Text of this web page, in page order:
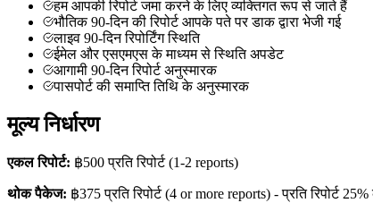
हम आपकी रिपोर्ट जमा करने के लिए व्यक्तिगत रूप से जाते हैं
भौतिक 90-दिन की रिपोर्ट आपके पते पर डाक द्वारा भेजी गई
लाइव 90‑दिन रिपोर्टिंग स्थिति
ईमेल और एसएमएस के माध्यम से स्थिति अपडेट
आगामी 90-दिन रिपोर्ट अनुस्मारक
पासपोर्ट की समाप्ति तिथि के अनुस्मारक
मूल्य निर्धारण
एकल रिपोर्ट: ฿500प्रति रिपोर्ट(1-2 reports)
थोक पैकेज: ฿375प्रति रिपोर्ट(4 or more reports) -प्रति रिपोर्ट